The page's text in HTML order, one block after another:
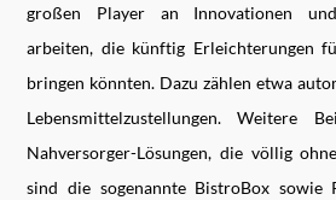
großen Player an Innovationen
arbeiten, die künftig Erleichterungen
bringen könnten. Dazu zählen etwa
Lebensmittelzustellungen. Weitere
Nahversorger-Lösungen, die völlig
sind die sogenannte BistroBox sowie